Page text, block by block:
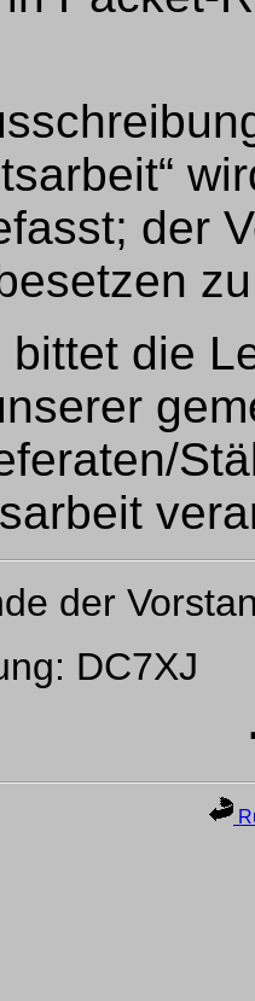
der
bittet die
der
DC7XJ